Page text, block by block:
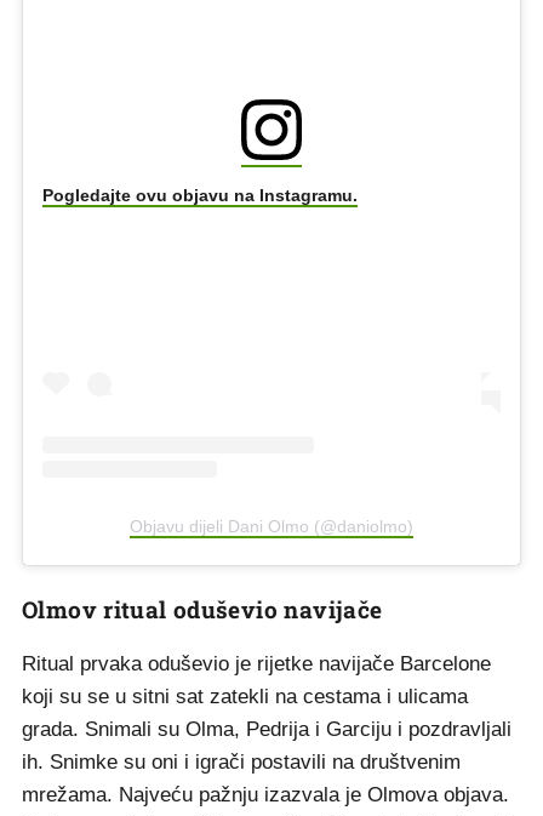
Pogledajte ovu objavu na Instagramu.
Objavu dijeli Dani Olmo (@daniolmo)
Olmov ritual oduševio navijače
Ritual prvaka oduševio je rijetke navijače Barcelone
koji su se u sitni sat zatekli na cestama i ulicama
grada. Snimali su Olma, Pedrija i Garciju i pozdravljali
ih. Snimke su oni i igrači postavili na društvenim
mrežama. Najveću pažnju izazvala je Olmova objava.